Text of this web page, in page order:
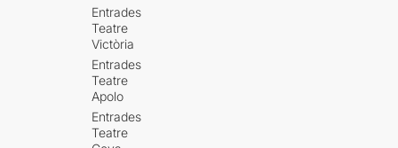
Entrades
Teatre
Victòria
Entrades
Teatre
Apolo
Entrades
Teatre